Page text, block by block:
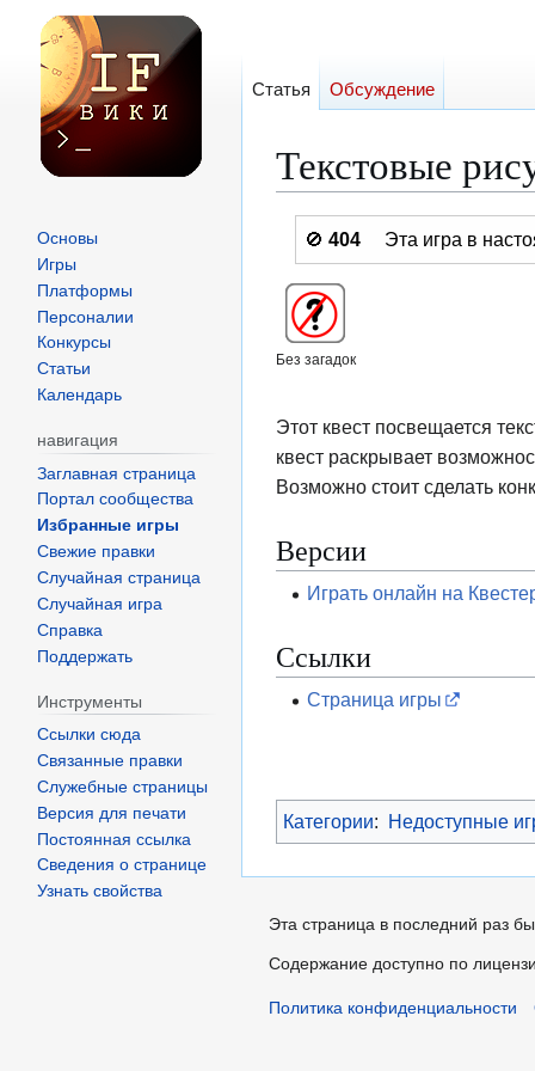
Текстовые
Перейти
навигации
Перейти
поиску
🚫404 Эта игра в
Без загадок
Этот квест посвещается
квест раскрывает
Возможно стоит сделать
Версии
Играть онлайн на
Ссылки
Страница игры
Категории: Недоступные
Статья Обсуждение
Основы
Игры
Платформы
Персоналии
Конкурсы
Статьи
Календарь
навигация
Заглавная страница
Портал сообщества
Избранные игры
Свежие правки
Случайная страница
Случайная игра
Справка
Поддержать
Инструменты
Ссылки сюда
Связанные правки
Служебные страницы
Версия для печати
Постоянная ссылка
Сведения о странице
Узнать свойства
Эта страница в последний раз
Содержание доступно по
Политика конфиденциальности